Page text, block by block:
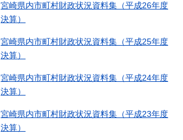
宮崎県内市町村財政状況資料集（平成26年度
決算）
宮崎県内市町村財政状況資料集（平成25年度
決算）
宮崎県内市町村財政状況資料集（平成24年度
決算）
宮崎県内市町村財政状況資料集（平成23年度
決算）